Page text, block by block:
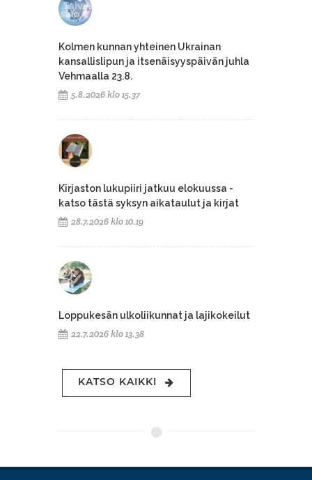
Kolmen kunnan yhteinen Ukrainan
kansallislipun ja itsenäisyyspäivän juhla
Vehmaalla 23.8.
5.8.2026 klo 15.37
Kirjaston lukupiiri jatkuu elokuussa -
katso tästä syksyn aikataulut ja kirjat
28.7.2026 klo 10.19
Loppukesän ulkoliikunnat ja lajikokeilut
22.7.2026 klo 13.38
KATSO KAIKKI